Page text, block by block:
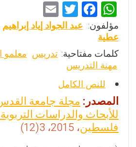
W
h
at
s
A
p
p
F
a
b
o
o
k
T
wi
er
m
l
مؤلفون: عبد الجواد إياد إبراهيم
عطية
كلمات مفتاحية: تدريس معلمو
مهنة التدريس
للنص الكامل
المصدر:مجلة جامعة
للأبحاث والدراسات
فلسطين، 2015، 3(12)